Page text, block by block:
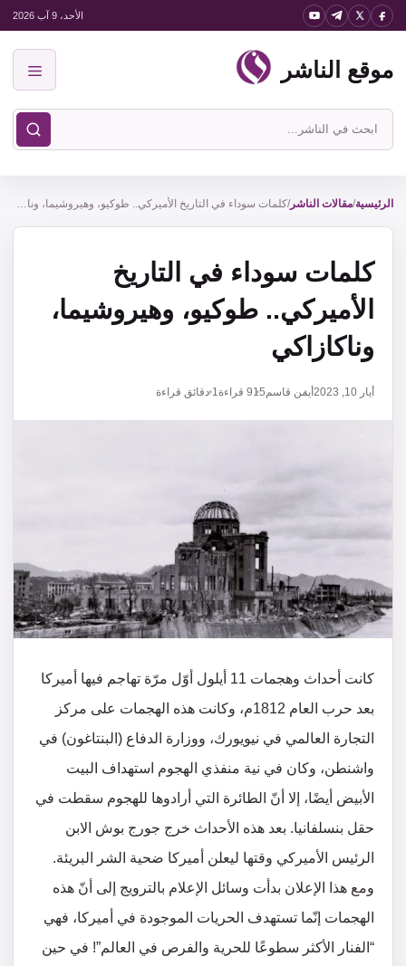
انتقل
المحتوى
الأحد، 9 آب 2026
موقع الناشر
ابحث
في
الناشر
الرئيسية/مقالات الناشر/ كلمات سوداء في التاريخ الأميركي.. طوكيو، وهيروشيما، وناكازاكي
كلمات سوداء في التاريخ
الأميركي.. طوكيو، وهيروشيما،
وناكازاكي
أيار 10, 2023 أيمن قاسم915 قراءة1 دقائق قراءة
كانت أحداث وهجمات 11 أيلول أوّل مرّة تهاجم فيها أميركا
بعد حرب العام 1812م، وكانت هذه الهجمات على مركز
التجارة العالمي في نيويورك، ووزارة الدفاع (البنتاغون) في
واشنطن، وكان في نية منفذي الهجوم استهداف البيت
الأبيض أيضًا، إلا أنّ الطائرة التي أرادوها للهجوم سقطت في
حقل بنسلفانيا. بعد هذه الأحداث خرج جورج بوش الابن
الرئيس الأميركي وقتها ليعلن أميركا ضحية الشر البريئة.
ومع هذا الإعلان بدأت وسائل الإعلام بالترويج إلى أنّ هذه
الهجمات إنّما تستهدف الحريات الموجودة في أميركا، فهي
“الفنار الأكثر سطوعًا للحرية والفرص في العالم”! في حين